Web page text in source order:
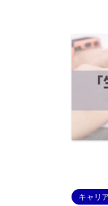
キャリ